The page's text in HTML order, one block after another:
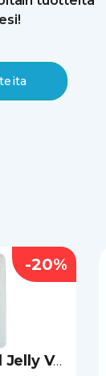
Kamagra Oral Jelly Vol-2
-20%